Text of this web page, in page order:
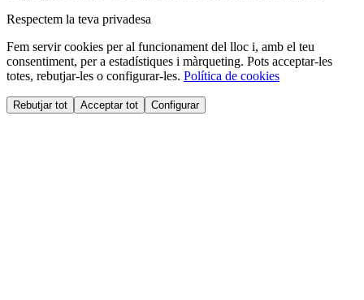
Respectem la teva privadesa
Fem servir cookies per al funcionament del lloc i, amb el teu
consentiment, per a estadístiques i màrqueting. Pots acceptar-les
totes, rebutjar-les o configurar-les. Política de cookies
Rebutjar tot Acceptar tot Configurar